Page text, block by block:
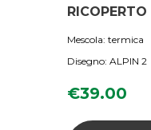
Mescola: termica
Disegno: ALPIN 2
€39.00